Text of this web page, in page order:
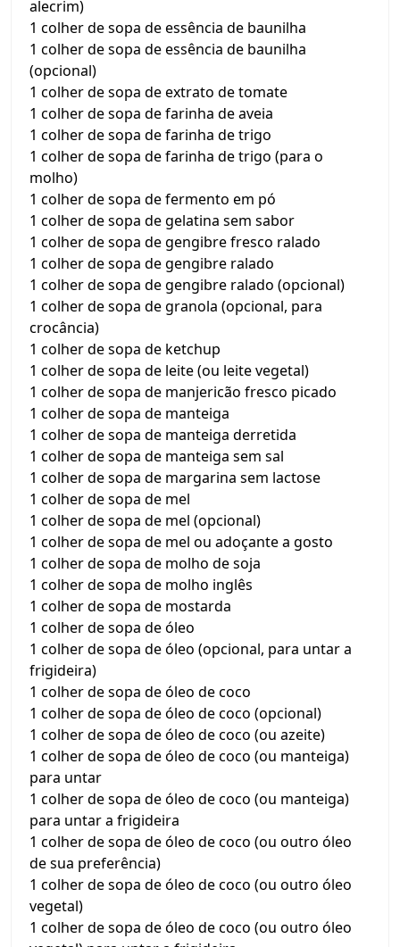
alecrim)
1 colher de sopa de essência de baunilha
1 colher de sopa de essência de baunilha
(opcional)
1 colher de sopa de extrato de tomate
1 colher de sopa de farinha de aveia
1 colher de sopa de farinha de trigo
1 colher de sopa de farinha de trigo (para o
molho)
1 colher de sopa de fermento em pó
1 colher de sopa de gelatina sem sabor
1 colher de sopa de gengibre fresco ralado
1 colher de sopa de gengibre ralado
1 colher de sopa de gengibre ralado (opcional)
1 colher de sopa de granola (opcional, para
crocância)
1 colher de sopa de ketchup
1 colher de sopa de leite (ou leite vegetal)
1 colher de sopa de manjericão fresco picado
1 colher de sopa de manteiga
1 colher de sopa de manteiga derretida
1 colher de sopa de manteiga sem sal
1 colher de sopa de margarina sem lactose
1 colher de sopa de mel
1 colher de sopa de mel (opcional)
1 colher de sopa de mel ou adoçante a gosto
1 colher de sopa de molho de soja
1 colher de sopa de molho inglês
1 colher de sopa de mostarda
1 colher de sopa de óleo
1 colher de sopa de óleo (opcional, para untar a
frigideira)
1 colher de sopa de óleo de coco
1 colher de sopa de óleo de coco (opcional)
1 colher de sopa de óleo de coco (ou azeite)
1 colher de sopa de óleo de coco (ou manteiga)
para untar
1 colher de sopa de óleo de coco (ou manteiga)
para untar a frigideira
1 colher de sopa de óleo de coco (ou outro óleo
de sua preferência)
1 colher de sopa de óleo de coco (ou outro óleo
vegetal)
1 colher de sopa de óleo de coco (ou outro óleo